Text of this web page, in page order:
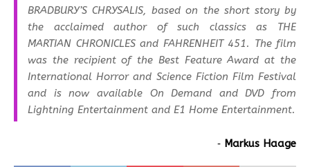
BRADBURY’S CHRYSALIS, based on the short story by
the acclaimed author of such classics as THE
MARTIAN CHRONICLES and FAHRENHEIT 451. The film
was the recipient of the Best Feature Award at the
International Horror and Science Fiction Film Festival
and is now available On Demand and DVD from
Lightning Entertainment and E1 Home Entertainment.
‐ Markus Haage